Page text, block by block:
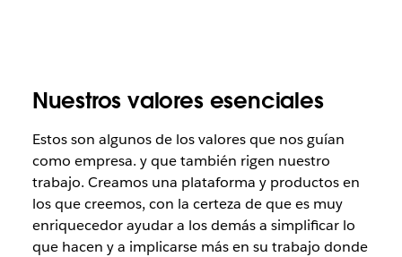
Nuestros valores esenciales
Estos son algunos de los valores que nos guían
como empresa. y que también rigen nuestro
trabajo. Creamos una plataforma y productos en
los que creemos, con la certeza de que es muy
enriquecedor ayudar a los demás a simplificar lo
que hacen y a implicarse más en su trabajo donde